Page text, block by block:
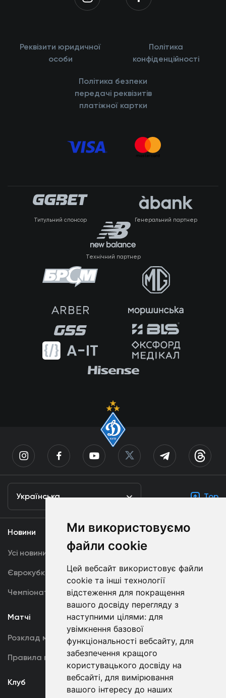
Ми використовуємо
файли cookie
Цей вебсайт використовує файли
cookie та інші технології
відстеження для покращення
вашого досвіду перегляду з
наступними цілями: для
увімкнення базової
функціональності вебсайту, для
забезпечення кращого
користувацького досвіду на
вебсайті, для вимірювання
вашого інтересу до наших
Реквізити юридичної
особи
Політика
конфіденційності
Політика безпеки
передачі реквізитів
платіжної картки
Титульний спонсор Генеральний партнер
Технічний партнер
Українська Top
Новини
Усі новини
Єврокубки
Чемпіонат України
Медіа
Динамо TV
Фотогалерея
Акредитація
Матчі
Розклад матчів
Правила поведінки
Команда
Перша команда
U19
Клуб